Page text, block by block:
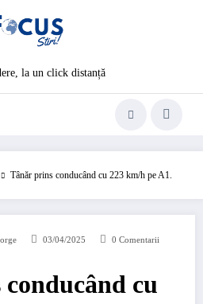
la un click distanță
Tânăr prins conducând cu 223 km/h pe A1.
03/04/2025 0 Comentarii
cu